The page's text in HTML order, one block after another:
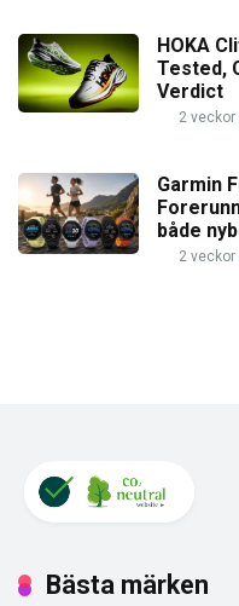
HOKA
Tested,
Verdict
2 veckor
Garmin
både
2 veckor
Bästa märken